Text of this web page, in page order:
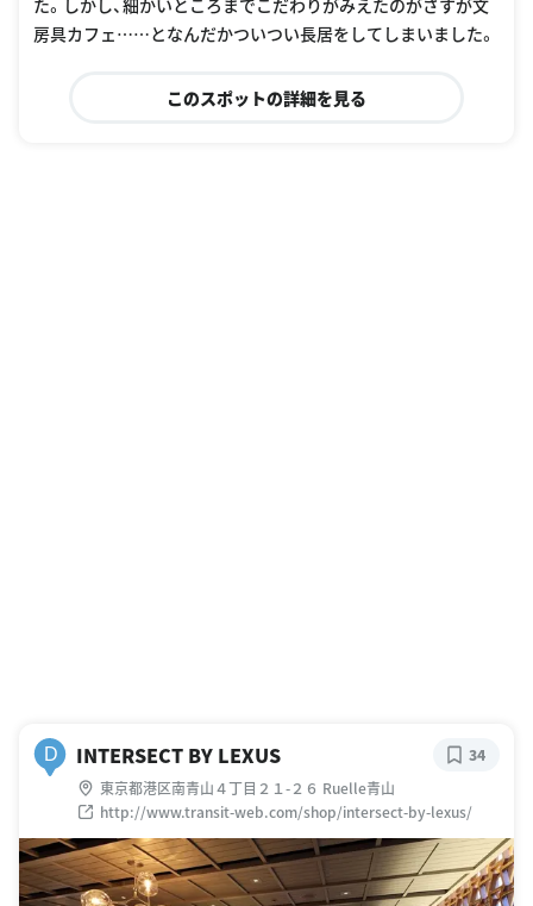
た。しかし、細かいところまでこだわりがみえたのがさすが文
房具カフェ……となんだかついつい長居をしてしまいました。
このスポットの詳細を見る
D INTERSECT BY LEXUS
東京都港区南青山４丁目２１-２６ Ruelle青山
http://www.transit-web.com/shop/intersect-by-lexus/
34